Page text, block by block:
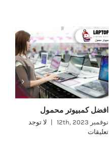
افضل كمبيوتر محمول
نوفمبر 12th, 2023 |
لا توجد
تعليقات